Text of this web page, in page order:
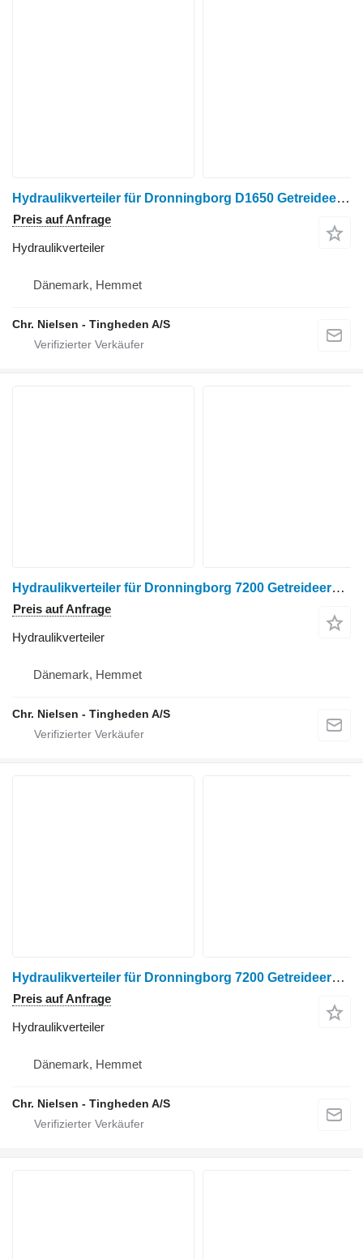
Hydraulikverteiler für Dronningborg D1650 Getreideernter
Preis auf Anfrage
Hydraulikverteiler
Dänemark, Hemmet
Chr. Nielsen - Tingheden A/S
Hydraulikverteiler für Dronningborg 7200 Getreideernter
Preis auf Anfrage
Hydraulikverteiler
Dänemark, Hemmet
Chr. Nielsen - Tingheden A/S
Hydraulikverteiler für Dronningborg 7200 Getreideernter
Preis auf Anfrage
Hydraulikverteiler
Dänemark, Hemmet
Chr. Nielsen - Tingheden A/S